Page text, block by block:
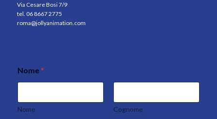
Via Cesare Bosi 7/9
tel. 06 8667 2775
roma@jollyanimation.com
Nome*
Nome Cognome